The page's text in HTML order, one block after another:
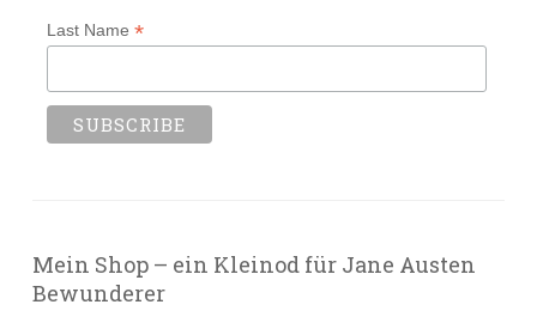
Last Name *
Mein Shop – ein Kleinod für Jane Austen
Bewunderer